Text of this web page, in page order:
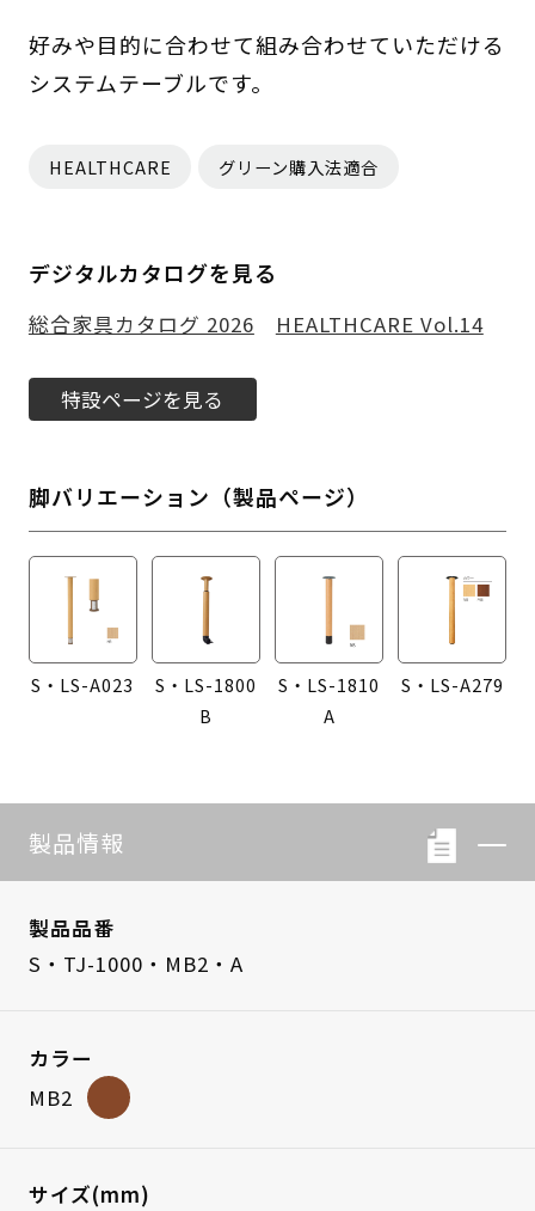
好みや目的に合わせて組み合わせていただける
システムテーブルです。
HEALTHCARE グリーン購入法適合
デジタルカタログを見る
総合家具カタログ 2026 HEALTHCARE Vol.14
特設ページを見る
脚バリエーション（製品ページ）
S・LS-A023
S・LS-1800
B
S・LS-1810
A
S・LS-A279
製品情報
製品品番
S・TJ-1000・MB2・A
カラー
MB2
サイズ(mm)